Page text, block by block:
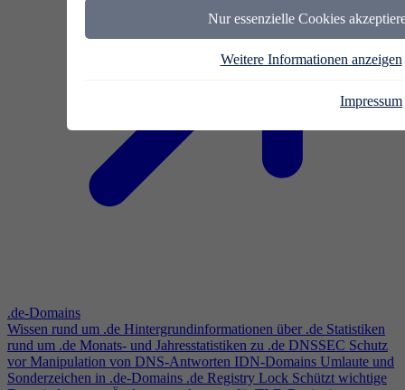
Nur essenzielle Cookies
Weitere Informationen anzeigen
Impressum
.de-Domains
Wissen rund um .de Hintergrundinformationen über .de Statistiken
rund um .de Monats- und Jahresstatistiken zu .de DNSSEC Schutz
vor Manipulation von DNS-Antworten IDN-Domains Umlaute und
Sonderzeichen in .de-Domains .de Registry Lock Schützt wichtige